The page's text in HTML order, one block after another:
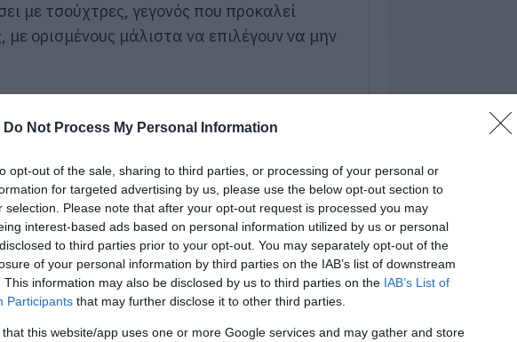
Do Not Process My Personal Information
opt-out of the sale, sharing to third parties, or processing of your personal or
for targeted advertising by us, please use the below opt-out section to
selection. Please note that after your opt-out request is processed you may
interest-based ads based on personal information utilized by us or personal
to third parties prior to your opt-out. You may separately opt-out of the
of your personal information by third parties on the IAB’s list of downstream
This information may also be disclosed by us to third parties on the IAB’s List of
Participants that may further disclose it to other third parties.
that this website/app uses one or more Google services and may gather and store
με τσούχτρες, γεγονός που προκαλεί
ορισμένους μάλιστα να επιλέγουν να μην
γιορτάζουν σήμερα,
Σάββατο 8
Αυγούστου
08.08.2026 | 08:40
Καιρός: Πολύ ζέστη
σήμερα στην
Εύβοια! Στα ύψη το
08.08.2026 | 08:20